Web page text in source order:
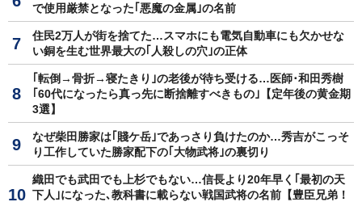
で使用厳禁となった｢悪魔の金属｣の名前
住民2万人が街を捨てた…スマホにも電気自動車にも欠かせな
い銅を生む世界最大の｢人殺しの穴｣の正体
｢転倒→骨折→寝たきり｣の老後が待ち受ける…医師･和田秀樹
｢60代になったら真っ先に断捨離すべきもの｣【定年後の黄金期
3選】
なぜ柴田勝家は｢賤ケ岳｣であっさり負けたのか…秀吉がこっそ
り工作していた勝家配下の｢大物武将｣の裏切り
織田でも武田でも上杉でもない…信長より20年早く｢最初の天
下人｣になった､教科書に載らない戦国武将の名前【豊臣兄弟！